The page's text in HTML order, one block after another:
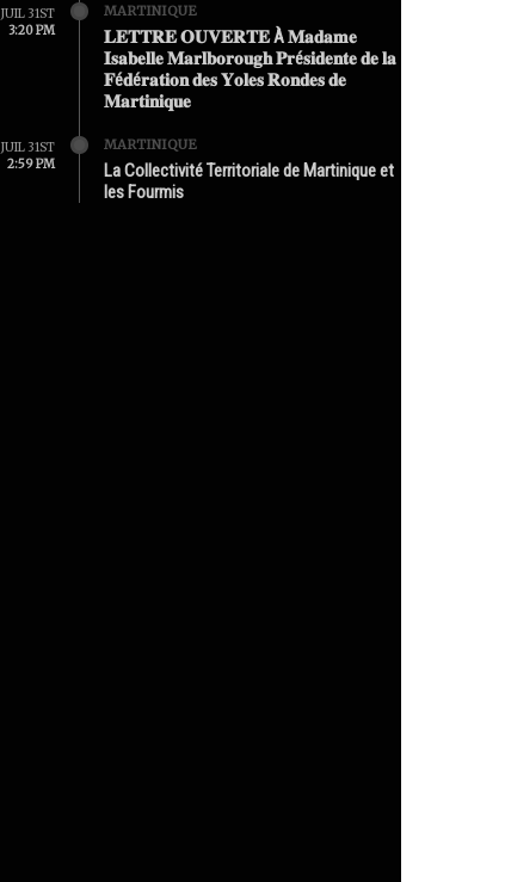
JUIL 31ST
3:20 PM
MARTINIQUE
𝐋𝐄𝐓𝐓𝐑𝐄 𝐎𝐔𝐕𝐄𝐑𝐓𝐄 À 𝐌𝐚𝐝𝐚𝐦𝐞
𝐈𝐬𝐚𝐛𝐞𝐥𝐥𝐞 𝐌𝐚𝐫𝐥𝐛𝐨𝐫𝐨𝐮𝐠𝐡 𝐏𝐫é𝐬𝐢𝐝𝐞𝐧𝐭𝐞 𝐝𝐞 𝐥𝐚
𝐅é𝐝é𝐫𝐚𝐭𝐢𝐨𝐧 𝐝𝐞𝐬 𝐘𝐨𝐥𝐞𝐬 𝐑𝐨𝐧𝐝𝐞𝐬 𝐝𝐞
𝐌𝐚𝐫𝐭𝐢𝐧𝐢𝐪𝐮𝐞
JUIL 31ST
2:59 PM
MARTINIQUE
La Collectivité Territoriale de Martinique et
les Fourmis